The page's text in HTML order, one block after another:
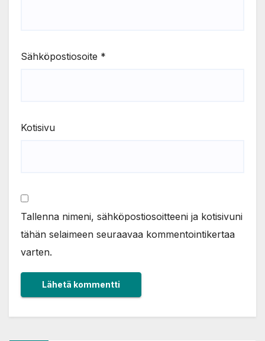
Sähköpostiosoite *
Kotisivu
Tallenna nimeni, sähköpostiosoitteeni ja kotisivuni
tähän selaimeen seuraavaa kommentointikertaa
varten.